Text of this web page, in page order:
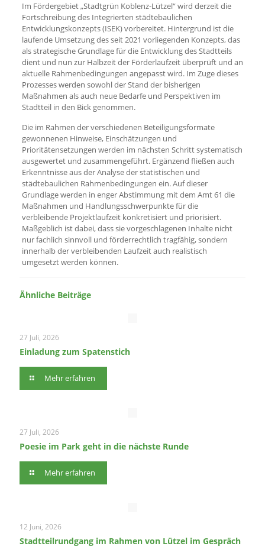
Im Fördergebiet „Stadtgrün Koblenz-Lützel“ wird derzeit die
Fortschreibung des Integrierten städtebaulichen
Entwicklungskonzepts (ISEK) vorbereitet. Hintergrund ist die
laufende Umsetzung des seit 2021 vorliegenden Konzepts, das
als strategische Grundlage für die Entwicklung des Stadtteils
dient und nun zur Halbzeit der Förderlaufzeit überprüft und an
aktuelle Rahmenbedingungen angepasst wird. Im Zuge dieses
Prozesses werden sowohl der Stand der bisherigen
Maßnahmen als auch neue Bedarfe und Perspektiven im
Stadtteil in den Bick genommen.
Die im Rahmen der verschiedenen Beteiligungsformate
gewonnenen Hinweise, Einschätzungen und
Prioritätensetzungen werden im nächsten Schritt systematisch
ausgewertet und zusammengeführt. Ergänzend fließen auch
Erkenntnisse aus der Analyse der statistischen und
städtebaulichen Rahmenbedingungen ein. Auf dieser
Grundlage werden in enger Abstimmung mit dem Amt 61 die
Maßnahmen und Handlungsschwerpunkte für die
verbleibende Projektlaufzeit konkretisiert und priorisiert.
Maßgeblich ist dabei, dass sie vorgeschlagenen Inhalte nicht
nur fachlich sinnvoll und förderrechtlich tragfähig, sondern
innerhalb der verbleibenden Laufzeit auch realistisch
umgesetzt werden können.
Ähnliche Beiträge
27 Juli, 2026
Einladung zum Spatenstich
Mehr erfahren
27 Juli, 2026
Poesie im Park geht in die nächste Runde
Mehr erfahren
12 Juni, 2026
Stadtteilrundgang im Rahmen von Lützel im Gespräch